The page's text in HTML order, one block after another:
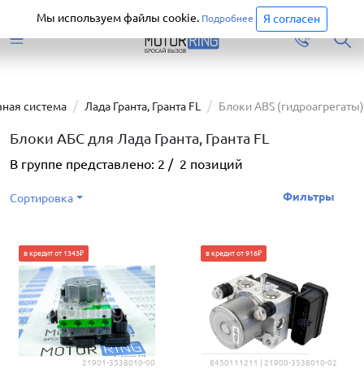
Перейти
система Лада Гранта, Гранта FL Блоки ABS (гидроагрегаты)
Блоки АБС для Лада Гранта, Гранта FL
В группе представлено: 2 / 2 позиций
Сортировка Фильтры
21901-3538010-00
в кредит от 1343₽
8450111211 | 21900-3538010-02
в кредит от 916₽
Мы используем файлы cookie. Подробнее Я согласен